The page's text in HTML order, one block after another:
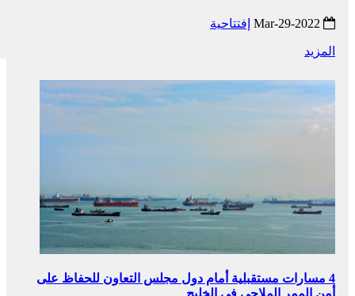
إفتتاحية
المزيد
4 مسارات مستقبلية أمام دول مجلس التعاون للحفاظ على
أمن الممر الملاحي في الخليج